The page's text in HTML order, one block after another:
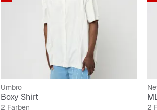
Umbro
Boxy Shirt
2 Farben 2